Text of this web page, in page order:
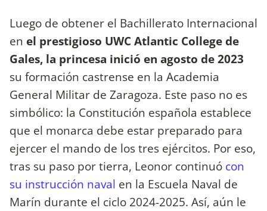
Luego de obtener el Bachillerato Internacional
en el prestigioso UWC Atlantic College de
Gales, la princesa inició en agosto de 2023
su formación castrense en la Academia
General Militar de Zaragoza. Este paso no es
simbólico: la Constitución española establece
que el monarca debe estar preparado para
ejercer el mando de los tres ejércitos. Por eso,
tras su paso por tierra, Leonor continuó con
su instrucción naval en la Escuela Naval de
Marín durante el ciclo 2024-2025. Así, aún le